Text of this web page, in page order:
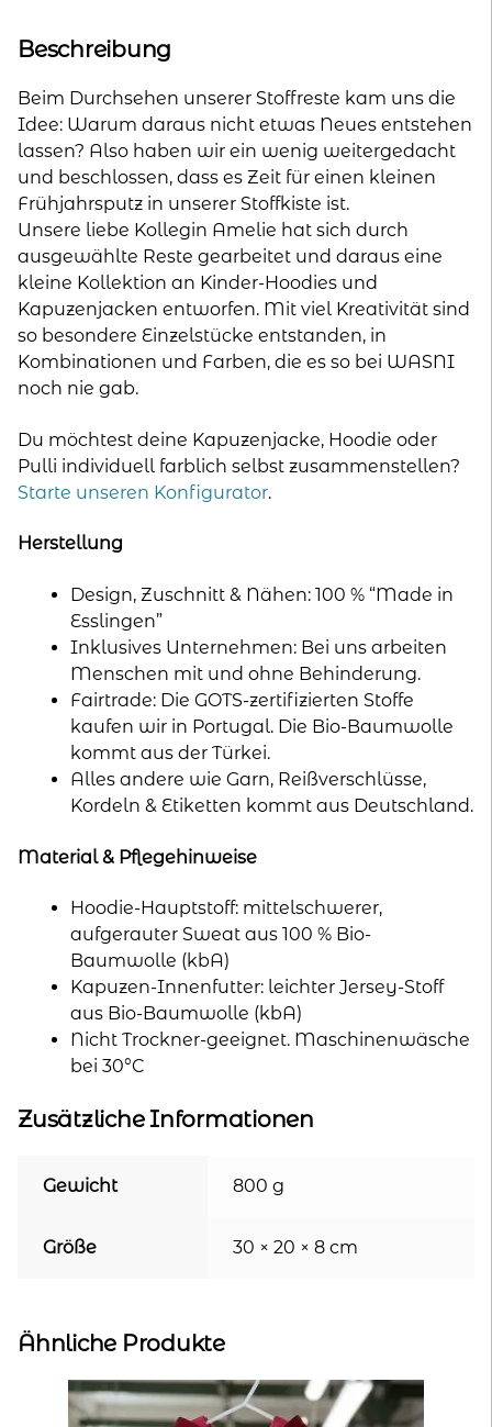
Kinder
Größe
152
Menge
Beschreibung
Beim Durchsehen unserer Stoffreste kam uns die
Idee: Warum daraus nicht etwas Neues entstehen
lassen? Also haben wir ein wenig weitergedacht
und beschlossen, dass es Zeit für einen kleinen
Frühjahrsputz in unserer Stoffkiste ist.
Unsere liebe Kollegin Amelie hat sich durch
ausgewählte Reste gearbeitet und daraus eine
kleine Kollektion an Kinder-Hoodies und
Kapuzenjacken entworfen. Mit viel Kreativität sind
so besondere Einzelstücke entstanden, in
Kombinationen und Farben, die es so bei WASNI
noch nie gab.
Du möchtest deine Kapuzenjacke, Hoodie oder
Pulli individuell farblich selbst zusammenstellen?
Starte unseren Konfigurator.
Herstellung
Design, Zuschnitt & Nähen: 100 % “Made in
Esslingen”
Inklusives Unternehmen: Bei uns arbeiten
Menschen mit und ohne Behinderung.
Fairtrade: Die GOTS-zertifizierten Stoffe
kaufen wir in Portugal. Die Bio-Baumwolle
kommt aus der Türkei.
Alles andere wie Garn, Reißverschlüsse,
Kordeln & Etiketten kommt aus Deutschland.
Material & Pflegehinweise
Hoodie-Hauptstoff: mittelschwerer,
aufgerauter Sweat aus 100 % Bio-
Baumwolle (kbA)
Kapuzen-Innenfutter: leichter Jersey-Stoff
aus Bio-Baumwolle (kbA)
Nicht Trockner-geeignet. Maschinenwäsche
bei 30°C
Zusätzliche Informationen
Gewicht 800 g
Größe 30 × 20 × 8 cm
Ähnliche Produkte